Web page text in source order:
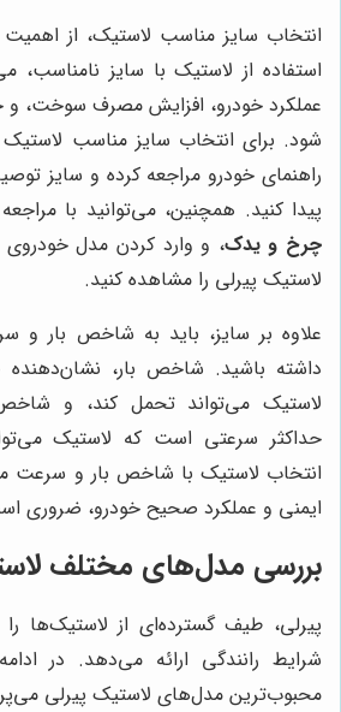
انتخاب سایز مناسب لاستیک، از اهمیت
استفاده از لاستیک با سایز نامناسب،
عملکرد خودرو، افزایش مصرف سوخت، و
شود. برای انتخاب سایز مناسب لاستیک
راهنمای خودرو مراجعه کرده و سایز
پیدا کنید. همچنین، می‌توانید با
چرخ و یدک، و وارد کردن مدل
لاستیک پیرلی را مشاهده کنید.
علاوه بر سایز، باید به شاخص بار و
داشته باشید. شاخص بار،
لاستیک می‌تواند تحمل کند، و
حداکثر سرعتی است که لاستیک
انتخاب لاستیک با شاخص بار و سرعت
ایمنی و عملکرد صحیح خودرو، ضروری
بررسی مدل‌های مختلف
پیرلی، طیف گسترده‌ای از لاستیک‌ها را
شرایط رانندگی ارائه می‌دهد. در
محبوب‌ترین مدل‌های لاستیک پیرلی